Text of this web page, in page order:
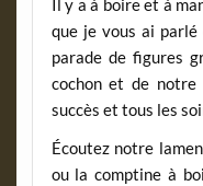
Il y a à boire et à
que je vous ai
parade de figures
cochon et de notre
succès et tous les
Écoutez notre
ou la comptine à